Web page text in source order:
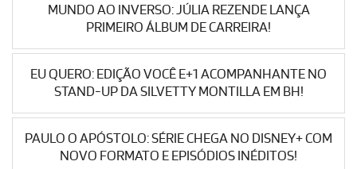
MUNDO AO INVERSO: JÚLIA REZENDE LANÇA
PRIMEIRO ÁLBUM DE CARREIRA!
EU QUERO: EDIÇÃO VOCÊ E+1 ACOMPANHANTE NO
STAND-UP DA SILVETTY MONTILLA EM BH!
PAULO O APÓSTOLO: SÉRIE CHEGA NO DISNEY+ COM
NOVO FORMATO E EPISÓDIOS INÉDITOS!